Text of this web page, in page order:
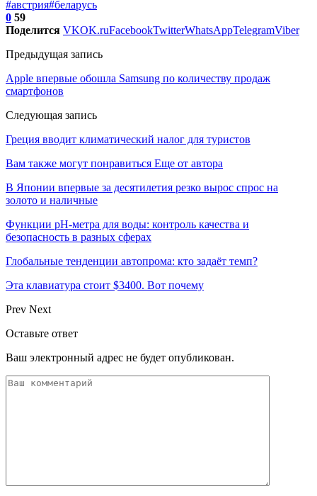
#австрия#беларусь
0 59
Поделится VKOK.ruFacebookTwitterWhatsAppTelegramViber
Предыдущая запись
Apple впервые обошла Samsung по количеству продаж
смартфонов
Следующая запись
Греция вводит климатический налог для туристов
Вам также могут понравиться Еще от автора
В Японии впервые за десятилетия резко вырос спрос на
золото и наличные
Функции pH-метра для воды: контроль качества и
безопасность в разных сферах
Глобальные тенденции автопрома: кто задаёт темп?
Эта клавиатура стоит $3400. Вот почему
Prev Next
Оставьте ответ
Ваш электронный адрес не будет опубликован.